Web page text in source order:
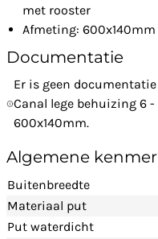
met rooster
Afmeting: 600x140mm
Documentatie
Er is geen
Canal lege behuizing 6
600x140mm.
Algemene
Buitenbreedte
Materiaal put
Put waterdicht